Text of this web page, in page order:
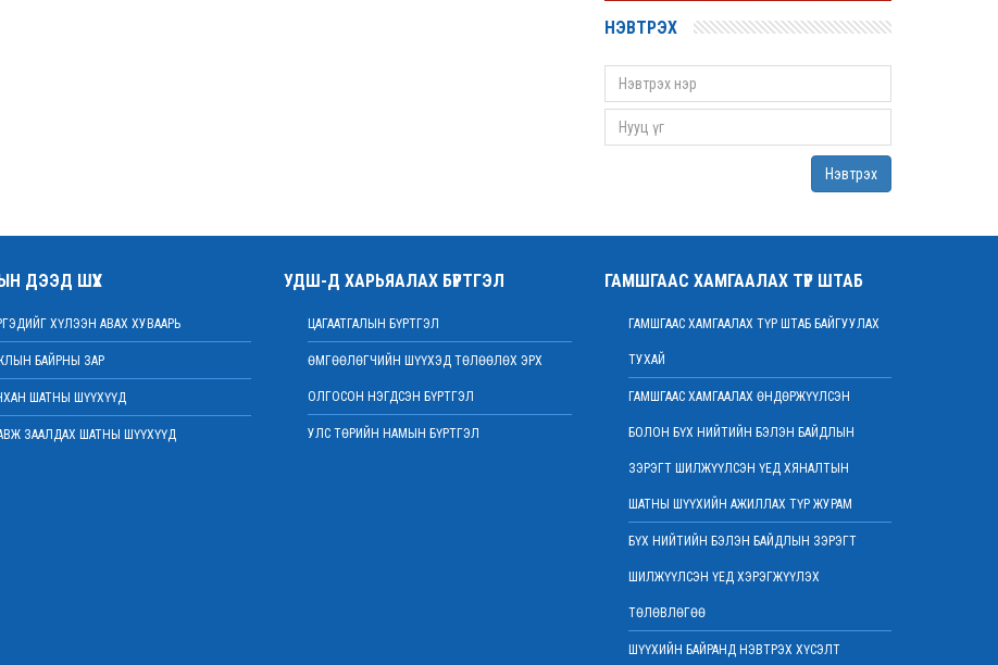
2022 оны 03 сарын 29
2022 оны 03 сарын 17
Монгол Улсын дээд шүүхийн Тамгын газрын
даргаар С.Заяадэлгэрийг томиллоо
Монгол Улсын дээд шүүхийн нийт шүүгчийн
2022 оны 03 сарын 09
болно
уралдаан зарлалаа
2022 оны 03 сарын 04
“Цэцэнсхолдинг” ХХК, “Цэцэнс майнинг энд
иудын нэхэмжлэлтэй хэргийг хянан
Дээд шүүхийн нийт шүүгчийн хуралдаан
боллоо
Дээд шүүхийн нийт шүүгчийн хуралдаан
болно
НЭВТРЭХ
Нэвтрэх
ДЭЭД ШҮҮХ
ХҮЛЭЭН АВАХ ХУВААРЬ
БАЙРНЫ ЗАР
ШАТНЫ ШҮҮХҮҮД
ЗААЛДАХ ШАТНЫ ШҮҮХҮҮД
УДШ-Д ХАРЬЯАЛАХ БҮРТГЭЛ
ЦАГААТГАЛЫН БҮРТГЭЛ
ӨМГӨӨЛӨГЧИЙН ШҮҮХЭД ТӨЛӨӨЛӨХ ЭРХ
ОЛГОСОН НЭГДСЭН БҮРТГЭЛ
УЛС ТӨРИЙН НАМЫН БҮРТГЭЛ
ГАМШГААС ХАМГААЛАХ ТҮР ШТАБ
ГАМШГААС ХАМГААЛАХ ТҮР ШТАБ БАЙГУУЛАХ
ТУХАЙ
ГАМШГААС ХАМГААЛАХ ӨНДӨРЖҮҮЛСЭН
БОЛОН БҮХ НИЙТИЙН БЭЛЭН БАЙДЛЫН
ЗЭРЭГТ ШИЛЖҮҮЛСЭН ҮЕД ХЯНАЛТЫН
ШАТНЫ ШҮҮХИЙН АЖИЛЛАХ ТҮР ЖУРАМ
БҮХ НИЙТИЙН БЭЛЭН БАЙДЛЫН ЗЭРЭГТ
ШИЛЖҮҮЛСЭН ҮЕД ХЭРЭГЖҮҮЛЭХ
ТӨЛӨВЛӨГӨӨ
ШҮҮХИЙН БАЙРАНД НЭВТРЭХ ХҮСЭЛТ